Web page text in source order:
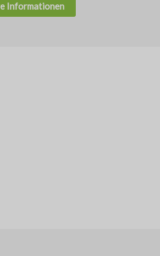
Informationen